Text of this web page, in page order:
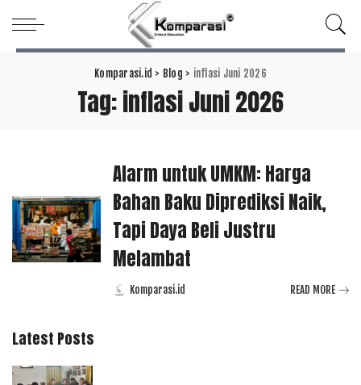
Komparasi.id > Blog > inflasi Juni 2026
Tag:inflasi Juni 2026
Alarm untuk UMKM: Harga
Bahan Baku Diprediksi Naik,
Tapi Daya Beli Justru
Melambat
PostedKomparasi.id READ MORE
Latest Posts